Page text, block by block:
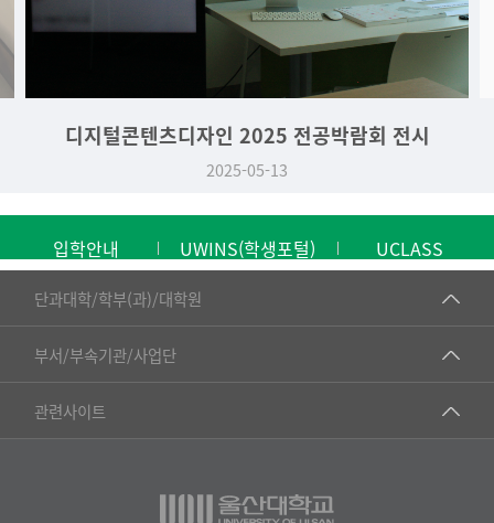
디지털콘텐츠디자인 2025 전공박람회 전시
2025-05-13
입학안내 UWINS(학생포털) UCLASS
단과대학/학부(과)/대학원
■인문대학
▷국어국문학부
▷일본어·일본학과
▷프랑스어·프랑스학과
부서/부속기관/사업단
공동기기센터
공학교육혁신센터
관련사이트
건강가정지원센터
교수협의회